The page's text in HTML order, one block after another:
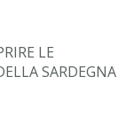
LE
SARDEGNA